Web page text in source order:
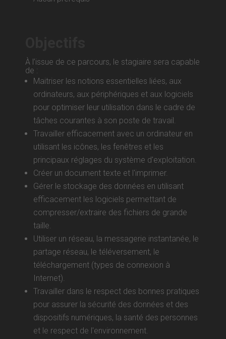
À l’issue de ce parcours, le stagiaire sera capable
de :
Maitriser les notions essentielles liées, aux
ordinateurs, aux périphériques et aux logiciels
pour optimiser leur utilisation dans le cadre de
tâches courantes à son poste de travail.
Travailler efficacement avec un ordinateur en
utilisant les icônes, les fenêtres et les
principaux réglages du système d'exploitation.
Créer un document texte et l'imprimer.
Gérer le stockage des données en utilisant
efficacement les logiciels permettant de
compresser/extraire des fichiers de grande
taille.
Utiliser un réseau, la messagerie instantanée, le
partage réseau, le téléversement, le
téléchargement (types de connexion à
Internet).
Travailler dans le respect des bonnes pratiques
pour assurer la sécurité des données et des
dispositifs numériques, la santé des personnes
et le respect de l'environnement.